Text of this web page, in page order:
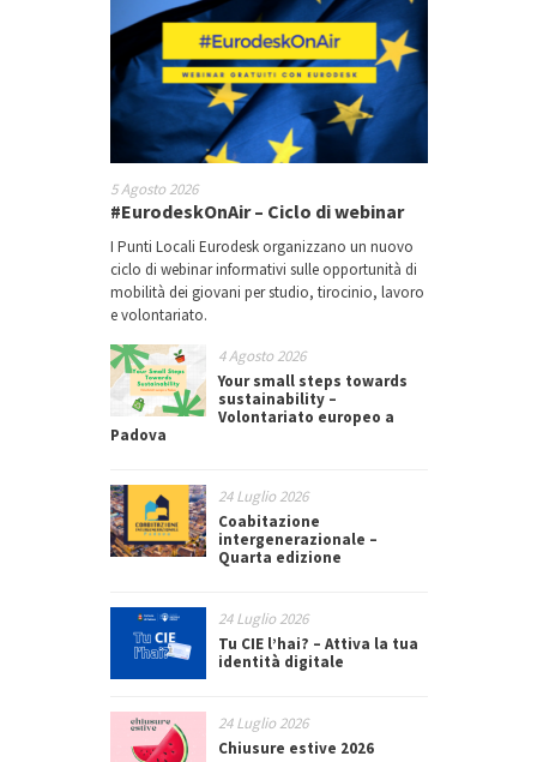
5 Agosto 2026
#EurodeskOnAir – Ciclo di webinar
I Punti Locali Eurodesk organizzano un nuovo
ciclo di webinar informativi sulle opportunità di
mobilità dei giovani per studio, tirocinio, lavoro
e volontariato.
4 Agosto 2026
Your small steps towards
sustainability –
Volontariato europeo a
Padova
24 Luglio 2026
Coabitazione
intergenerazionale –
Quarta edizione
24 Luglio 2026
Tu CIE l’hai? – Attiva la tua
identità digitale
24 Luglio 2026
Chiusure estive 2026